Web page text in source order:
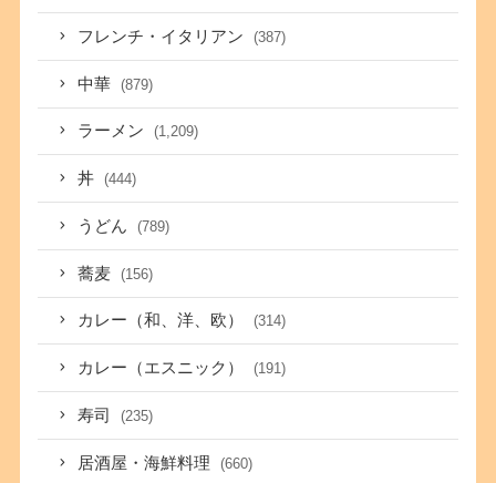
フレンチ・イタリアン (387)
中華 (879)
ラーメン (1,209)
丼 (444)
うどん (789)
蕎麦 (156)
カレー（和、洋、欧） (314)
カレー（エスニック） (191)
寿司 (235)
居酒屋・海鮮料理 (660)